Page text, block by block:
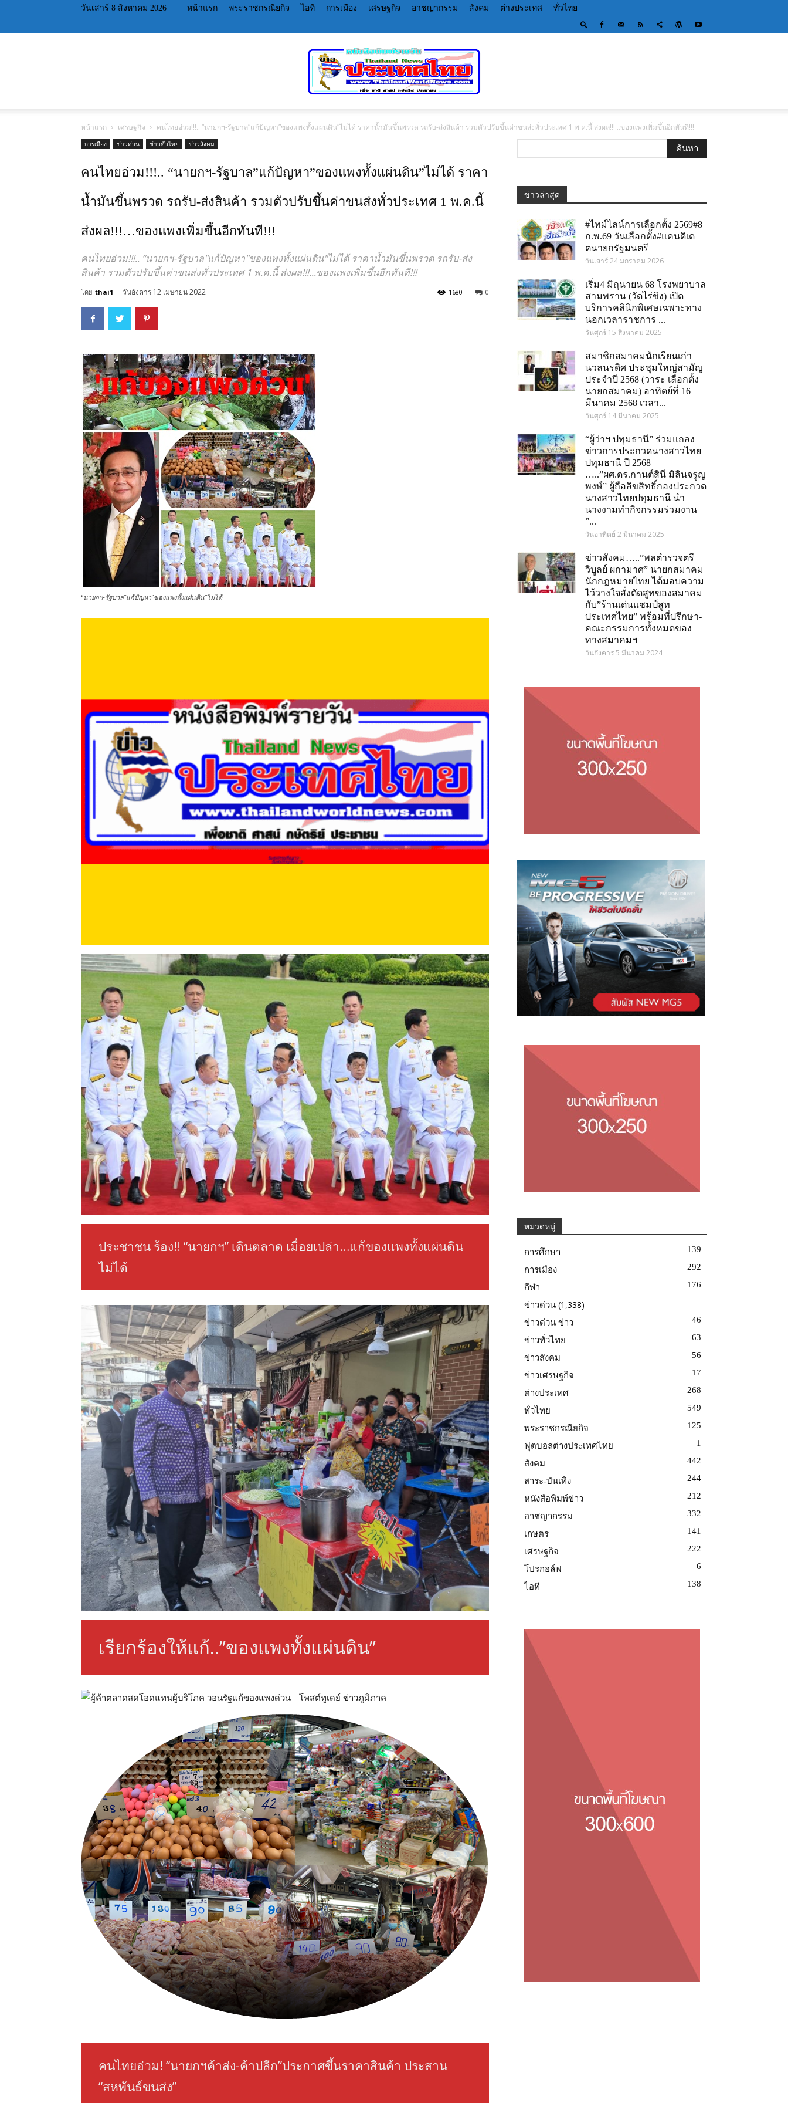
วันเสาร์ 8 สิงหาคม 2026 หน้าแรก พระราชกรณียกิจ ไอที การเมือง เศรษฐกิจ อาชญากรรม สังคม ต่างประเทศ ทั่วไทย
หน้าแรก เศรษฐกิจ คนไทยอ่วม!!!.. “นายกฯ-รัฐบาล”แก้ปัญหา”ของแพงทั้งแผ่นดิน”ไม่ได้ ราคาน้ำมันขึ้นพรวด รถรับ-ส่งสินค้า รวมตัวปรับขึ้นค่าขนส่งทั่วประเทศ 1 พ.ค.นี้ ส่งผล!!!…ของแพงเพิ่มขึ้นอีกทันที!!!
การเมือง ข่าวด่วน ข่าวทั่วไทย ข่าวสังคม
คนไทยอ่วม!!!.. “นายกฯ-รัฐบาล”แก้ปัญหา”ของแพงทั้งแผ่นดิน”ไม่ได้ ราคา
น้ำมันขึ้นพรวด รถรับ-ส่งสินค้า รวมตัวปรับขึ้นค่าขนส่งทั่วประเทศ 1 พ.ค.นี้
ส่งผล!!!…ของแพงเพิ่มขึ้นอีกทันที!!!
คนไทยอ่วม!!!.. “นายกฯ-รัฐบาล"แก้ปัญหา"ของแพงทั้งแผ่นดิน"ไม่ได้ ราคาน้ำมันขึ้นพรวด รถรับ-ส่ง
สินค้า รวมตัวปรับขึ้นค่าขนส่งทั่วประเทศ 1 พ.ค.นี้ ส่งผล!!!...ของแพงเพิ่มขึ้นอีกทันที!!!
โดย thai1 - วันอังคาร 12 เมษายน 2022 0
1680
“นายกฯ-รัฐบาล"แก้ปัญหา"ของแพงทั้งแผ่นดิน"ไม่ได้
ประชาชน ร้อง!! “นายกฯ” เดินตลาด เมื่อยเปล่า…แก้ของแพงทั้งแผ่นดิน
ไม่ได้
เรียกร้องให้แก้..”ของแพงทั้งแผ่นดิน”
คนไทยอ่วม! “นายกฯค้าส่ง-ค้าปลีก”ประกาศขึ้นราคาสินค้า ประสาน
“สหพันธ์ขนส่ง”
ข่าวล่าสุด
#ไทม์ไลน์การเลือกตั้ง 2569#8
ก.พ.69 วันเลือกตั้ง#แคนดิเด
ตนายกรัฐมนตรี
วันเสาร์ 24 มกราคม 2026
เริ่ม4 มิถุนายน 68 โรงพยาบาล
สามพราน (วัดไร่ขิง) เปิด
บริการคลินิกพิเศษเฉพาะทาง
นอกเวลาราชการ ...
วันศุกร์ 15 สิงหาคม 2025
สมาชิกสมาคมนักเรียนเก่า
นวลนรดิศ ประชุมใหญ่สามัญ
ประจำปี 2568 (วาระ เลือกตั้ง
นายกสมาคม) อาทิตย์ที่ 16
มีนาคม 2568 เวลา...
วันศุกร์ 14 มีนาคม 2025
“ผู้ว่าฯ ปทุมธานี” ร่วมแถลง
ข่าวการประกวดนางสาวไทย
ปทุมธานี ปี 2568
…..”ผศ.ดร.กานต์สินี มิลินจรูญ
พงษ์” ผู้ถือลิขสิทธิ์กองประกวด
นางสาวไทยปทุมธานี นำ
นางงามทำกิจกรรมร่วมงาน
”...
วันอาทิตย์ 2 มีนาคม 2025
ข่าวสังคม…..”พลตำรวจตรี
วิบูลย์ ผกามาศ” นายกสมาคม
นักกฎหมายไทย ได้มอบความ
ไว้วางใจสั่งตัดสูทของสมาคม
กับ”ร้านเด่นแชมป์สูท
ประเทศไทย” พร้อมที่ปรึกษา-
คณะกรรมการทั้งหมดของ
ทางสมาคมฯ
วันอังคาร 5 มีนาคม 2024
หมวดหมู่
การศึกษา 139
การเมือง 292
กีฬา 176
ข่าวด่วน (1,338)
ข่าวด่วน ข่าว 46
ข่าวทั่วไทย 63
ข่าวสังคม 56
ข่าวเศรษฐกิจ 17
ต่างประเทศ 268
ทั่วไทย 549
พระราชกรณียกิจ 125
ฟุตบอลต่างประเทศไทย 1
สังคม 442
สาระ-บันเทิง 244
หนังสือพิมพ์ข่าว 212
อาชญากรรม 332
เกษตร 141
เศรษฐกิจ 222
โปรกอล์ฟ 6
ไอที 138